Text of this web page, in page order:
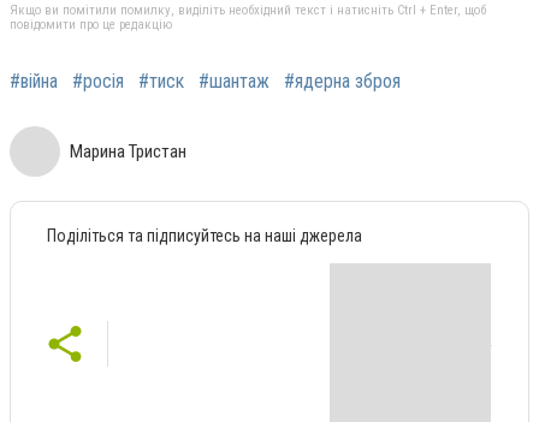
Якщо ви помітили помилку, виділіть необхідний текст і натисніть Ctrl + Enter, щоб
повідомити про це редакцію
#війна #росія #тиск #шантаж #ядерна зброя
Марина Тристан
Поділіться та підписуйтесь на наші джерела